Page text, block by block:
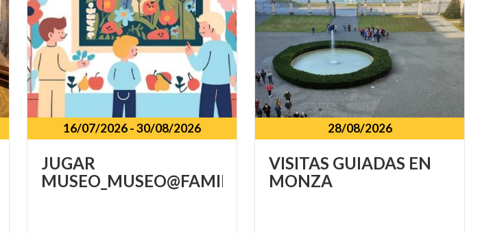
16/07/2026-30/08/2026
JUGAR
MUSEO_MUSEO@FAMILY
28/08/2026
VISITAS GUIADAS EN
MONZA